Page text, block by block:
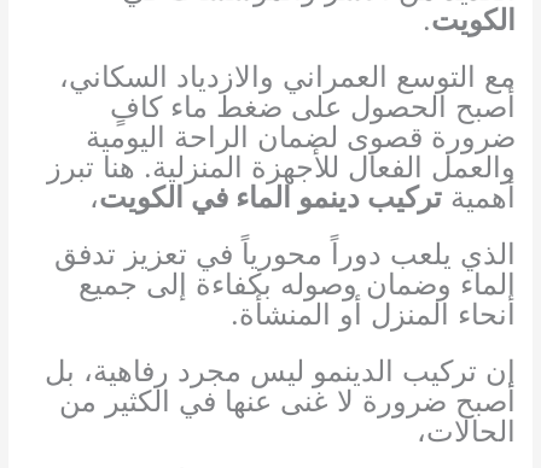
الكويت.
مع التوسع العمراني والازدياد السكاني،
أصبح الحصول على ضغط ماء كافٍ
ضرورة قصوى لضمان الراحة اليومية
والعمل الفعال للأجهزة المنزلية. هنا تبرز
أهميةتركيب دينمو الماء في الكويت،
الذي يلعب دوراً محورياً في تعزيز تدفق
الماء وضمان وصوله بكفاءة إلى جميع
أنحاء المنزل أو المنشأة.
إن تركيب الدينمو ليس مجرد رفاهية، بل
أصبح ضرورة لا غنى عنها في الكثير من
الحالات،